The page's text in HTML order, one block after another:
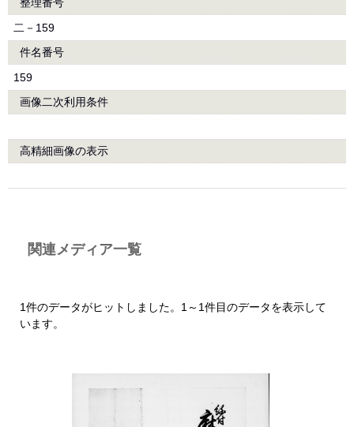
二－159
件名番号
159
画像二次利用条件
高精細画像の表示
関連メディア一覧
1件のデータがヒットしました。1～1件目のデータを表示して
います。